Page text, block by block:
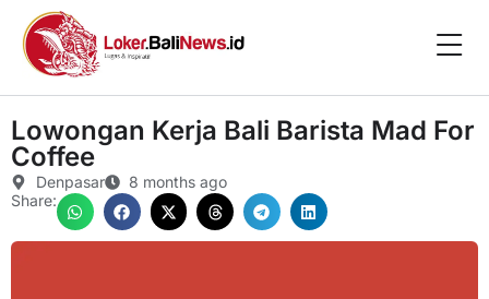
Lowongan Kerja Bali Barista Mad For
Coffee
Denpasar
8 months ago
Share: